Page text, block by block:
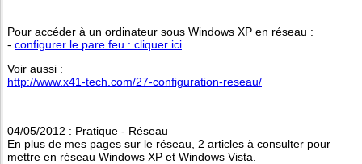
Pour accéder à un ordinateur sous Windows XP en réseau :
- configurer le pare feu : cliquer ici
Voir aussi :
http://www.x41-tech.com/27-configuration-reseau/
04/05/2012 : Pratique - Réseau
En plus de mes pages sur le réseau, 2 articles à consulter pour
mettre en réseau Windows XP et Windows Vista.